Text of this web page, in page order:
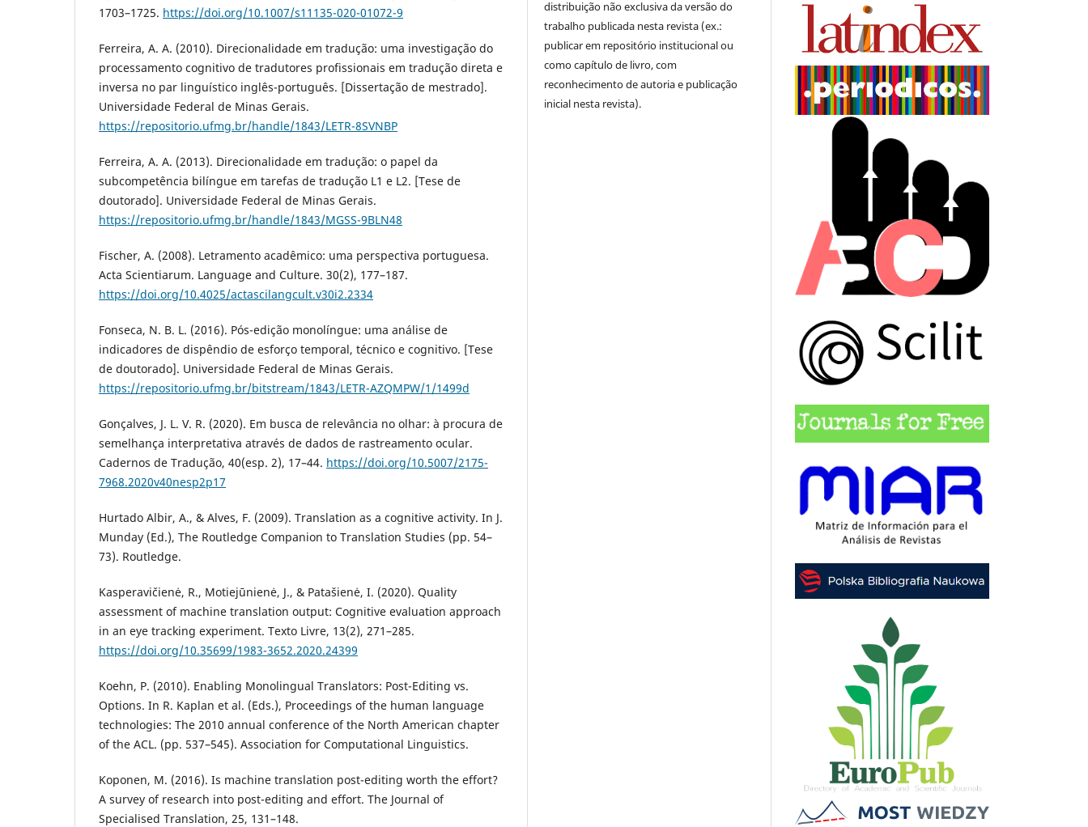
1703–1725. https://doi.org/10.1007/s11135-020-01072-9
Ferreira, A. A. (2010). Direcionalidade em tradução: uma investigação do
processamento cognitivo de tradutores profissionais em tradução direta e
inversa no par linguístico inglês-português. [Dissertação de mestrado].
Universidade Federal de Minas Gerais.
https://repositorio.ufmg.br/handle/1843/LETR-8SVNBP
Ferreira, A. A. (2013). Direcionalidade em tradução: o papel da
subcompetência bilíngue em tarefas de tradução L1 e L2. [Tese de
doutorado]. Universidade Federal de Minas Gerais.
https://repositorio.ufmg.br/handle/1843/MGSS-9BLN48
Fischer, A. (2008). Letramento acadêmico: uma perspectiva portuguesa.
Acta Scientiarum. Language and Culture. 30(2), 177–187.
https://doi.org/10.4025/actascilangcult.v30i2.2334
Fonseca, N. B. L. (2016). Pós-edição monolíngue: uma análise de
indicadores de dispêndio de esforço temporal, técnico e cognitivo. [Tese
de doutorado]. Universidade Federal de Minas Gerais.
https://repositorio.ufmg.br/bitstream/1843/LETR-AZQMPW/1/1499d
Gonçalves, J. L. V. R. (2020). Em busca de relevância no olhar: à procura de
semelhança interpretativa através de dados de rastreamento ocular.
Cadernos de Tradução, 40(esp. 2), 17–44. https://doi.org/10.5007/2175-
7968.2020v40nesp2p17
Hurtado Albir, A., & Alves, F. (2009). Translation as a cognitive activity. In J.
Munday (Ed.), The Routledge Companion to Translation Studies (pp. 54–
73). Routledge.
Kasperavičienė, R., Motiejūnienė, J., & Patašienė, I. (2020). Quality
assessment of machine translation output: Cognitive evaluation approach
in an eye tracking experiment. Texto Livre, 13(2), 271–285.
https://doi.org/10.35699/1983-3652.2020.24399
Koehn, P. (2010). Enabling Monolingual Translators: Post-Editing vs.
Options. In R. Kaplan et al. (Eds.), Proceedings of the human language
technologies: The 2010 annual conference of the North American chapter
of the ACL. (pp. 537–545). Association for Computational Linguistics.
Koponen, M. (2016). Is machine translation post-editing worth the effort?
A survey of research into post-editing and effort. The Journal of
Specialised Translation, 25, 131–148.
distribuição não exclusiva da versão do
trabalho publicada nesta revista (ex.:
publicar em repositório institucional ou
como capítulo de livro, com
reconhecimento de autoria e publicação
inicial nesta revista).